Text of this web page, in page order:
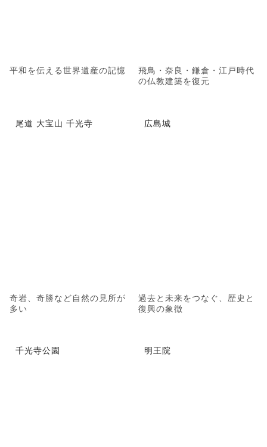
平和を伝える世界遺産の記憶
飛鳥・奈良・鎌倉・江戸時代
の仏教建築を復元
尾道 大宝山 千光寺
奇岩、奇勝など自然の見所が
多い
広島城
過去と未来をつなぐ、歴史と
復興の象徴
千光寺公園 明王院